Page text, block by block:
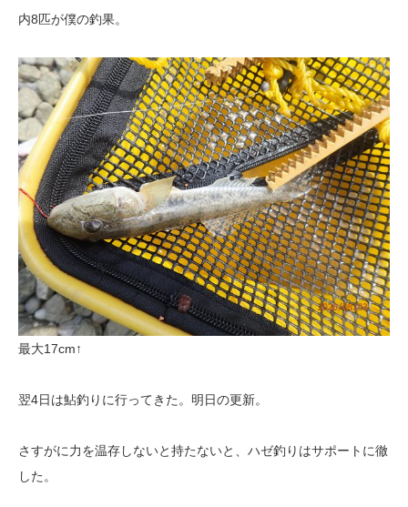
内8匹が僕の釣果。
最大17cm↑
翌4日は鮎釣りに行ってきた。明日の更新。
さすがに力を温存しないと持たないと、ハゼ釣りはサポートに徹
した。